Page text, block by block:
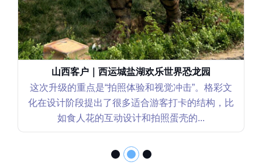
山西客户｜西运城盐湖欢乐世界恐龙园
这次升级的重点是“拍照体验和视觉冲击”。格彩文
化在设计阶段提出了很多适合游客打卡的结构，比
如食人花的互动设计和拍照蛋壳的...